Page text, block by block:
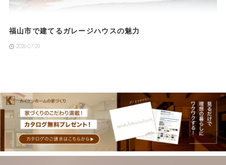
福山市で建てるガレージハウスの魅力
2026-07-29